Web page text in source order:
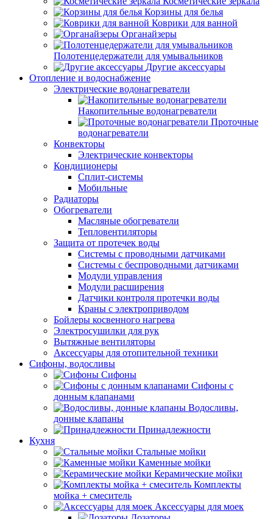
Корзины для белья
Коврики для ванной
Органайзеры
Полотенцедержатели для умывальников
Другие аксессуары
Отопление и водоснабжение
Электрические водонагреватели
Накопительные водонагреватели
Проточные
водонагреватели
Конвекторы
Электрические конвекторы
Кондиционеры
Сплит-системы
Мобильные
Радиаторы
Обогреватели
Масляные обогреватели
Тепловентиляторы
Защита от протечек воды
Системы с проводными датчиками
Системы с беспроводными датчиками
Модули управления
Модули расширения
Датчики контроля протечки воды
Краны с электроприводом
Бойлеры косвенного нагрева
Электросушилки для рук
Вытяжные вентиляторы
Аксессуары для отопительной техники
Сифоны, водосливы
Сифоны
Сифоны с
донным клапанами
Водосливы,
донные клапаны
Принадлежности
Кухня
Стальные мойки
Каменные мойки
Керамические мойки
Комплекты
мойка + смеситель
Аксессуары для моек